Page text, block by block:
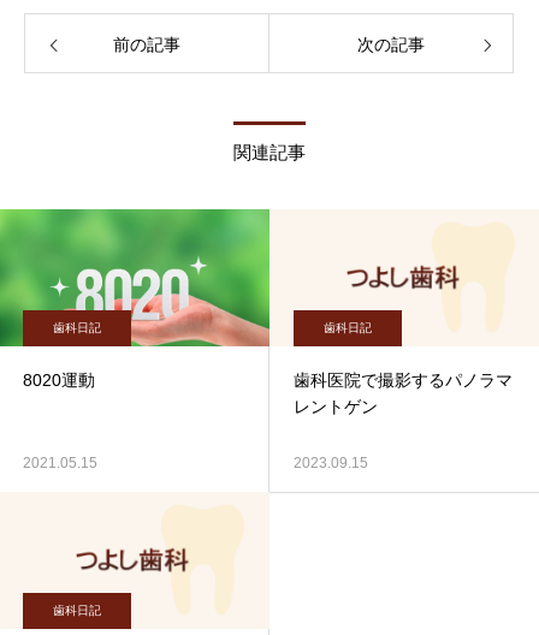
前の記事 次の記事
関連記事
歯科日記
8020運動
2021.05.15
歯科日記
歯科医院で撮影するパノラマ
レントゲン
2023.09.15
歯科日記